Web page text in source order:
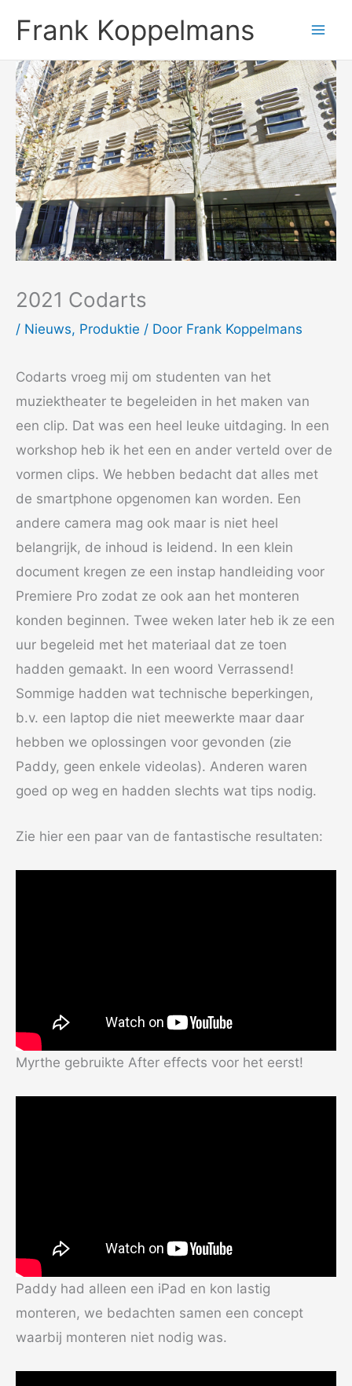
naar
de
inhoud
Frank Koppelmans
2021 Codarts
/ Nieuws, Produktie / Door Frank Koppelmans
Codarts vroeg mij om studenten van het
muziektheater te begeleiden in het maken van
een clip. Dat was een heel leuke uitdaging. In een
workshop heb ik het een en ander verteld over de
vormen clips. We hebben bedacht dat alles met
de smartphone opgenomen kan worden. Een
andere camera mag ook maar is niet heel
belangrijk, de inhoud is leidend. In een klein
document kregen ze een instap handleiding voor
Premiere Pro zodat ze ook aan het monteren
konden beginnen. Twee weken later heb ik ze een
uur begeleid met het materiaal dat ze toen
hadden gemaakt. In een woord Verrassend!
Sommige hadden wat technische beperkingen,
b.v. een laptop die niet meewerkte maar daar
hebben we oplossingen voor gevonden (zie
Paddy, geen enkele videolas). Anderen waren
goed op weg en hadden slechts wat tips nodig.
Zie hier een paar van de fantastische resultaten:
Myrthe gebruikte After effects voor het eerst!
Paddy had alleen een iPad en kon lastig
monteren, we bedachten samen een concept
waarbij monteren niet nodig was.